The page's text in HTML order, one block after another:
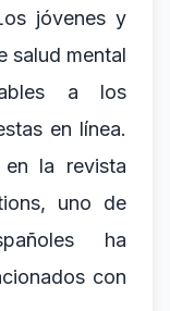
jóvenes y
salud mental
a los
en línea.
la revista
uno de
ha
con